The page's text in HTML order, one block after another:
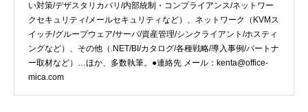
い対策/デザスタリカバリ/内部統制・コンプライアンス/ネットワー
クセキュリティ/メールセキュリティなど）、ネットワーク（KVMス
イッチ/グループウェア/サーバ/資産管理/シンクライアント/ホスティ
ングなど）、その他（.NET/BI/カタログ/各種戦略/導入事例/パートナ
ー取材など）…ほか、多数執筆。●連絡先 メール：kenta@office-
mica.com